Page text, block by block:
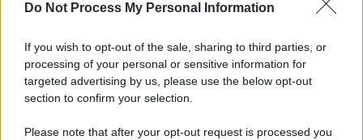
Do Not Process My Personal Information
If you wish to opt-out of the sale, sharing to third parties, or
processing of your personal or sensitive information for
targeted advertising by us, please use the below opt-out
section to confirm your selection.
Please note that after your opt-out request is processed you
Newz Pennsylvania
Newz Ohio
Gameland
Hig Tech Mag
Scoop Mag